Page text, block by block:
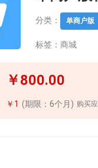
分类： 单商户版
标签： 商城
￥800.00
￥1 (期限：6个月) 购买